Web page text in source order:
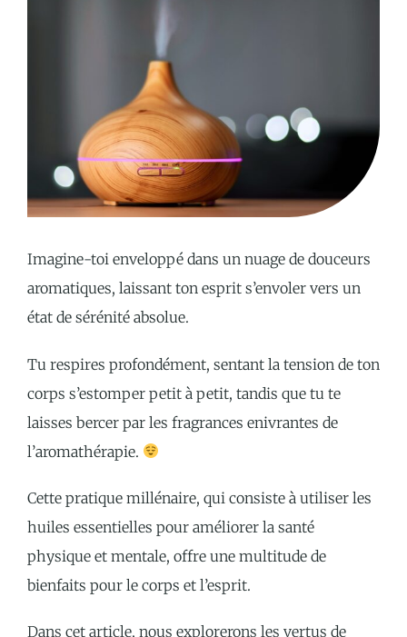
Imagine-toi enveloppé dans un nuage de douceurs
aromatiques, laissant ton esprit s’envoler vers un
état de sérénité absolue.
Tu respires profondément, sentant la tension de ton
corps s’estomper petit à petit, tandis que tu te
laisses bercer par les fragrances enivrantes de
l’aromathérapie.
Cette pratique millénaire, qui consiste à utiliser les
huiles essentielles pour améliorer la santé
physique et mentale, offre une multitude de
bienfaits pour le corps et l’esprit.
Dans cet article, nous explorerons les vertus de